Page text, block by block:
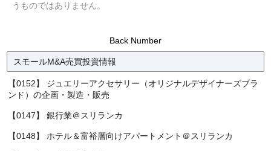
うものではありません。
Back Number
スモールM&A売買投資情報
【0152】 ジュエリーアクセサリー（オリジナルデザイナーズブラ
ンド）の企画・製造・販売
【0147】 銀行業＠スリランカ
【0148】 ホテル＆富裕層向けアパートメント＠スリランカ